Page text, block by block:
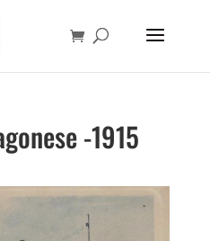
-1915